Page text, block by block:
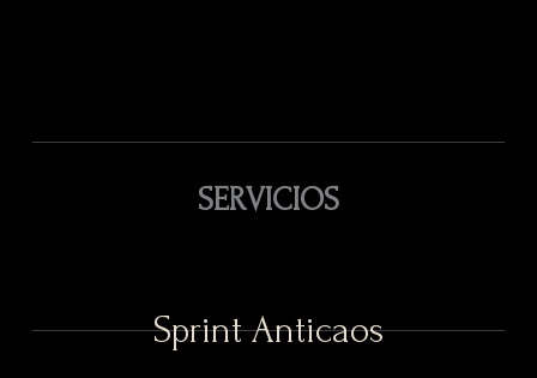
SERVICIOS
Sprint Anticaos